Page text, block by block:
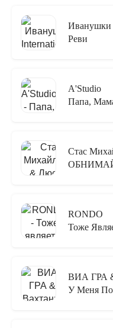
Иванушки
Реви
A'Studio
Папа,
Стас
RONDO
Тоже
ВИА ГРА
У Меня